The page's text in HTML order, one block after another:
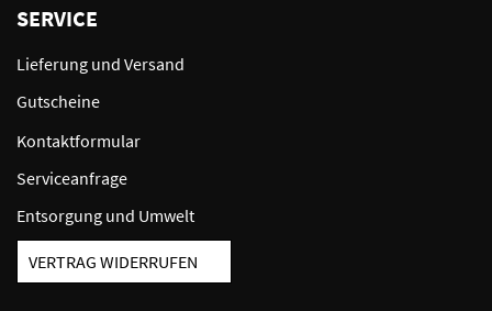
SERVICE
Lieferung und Versand
Gutscheine
Kontaktformular
Serviceanfrage
Entsorgung und Umwelt
VERTRAG WIDERRUFEN